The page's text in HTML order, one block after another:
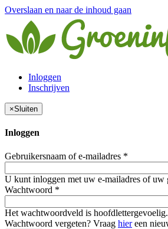
Overslaan en naar de inhoud gaan
Inloggen
Inschrijven
×Sluiten
Inloggen
Gebruikersnaam of e-mailadres *
U kunt inloggen met uw e-mailadres of uw
Wachtwoord *
Het wachtwoordveld is hoofdlettergevoelig.
Wachtwoord vergeten? Vraag hiereen